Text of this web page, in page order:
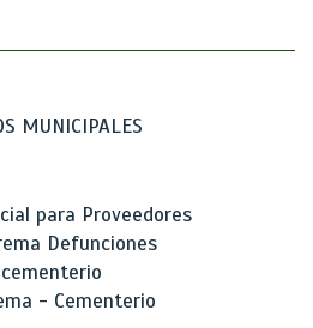
MUNICIPALES
para Proveedores
Defunciones
- Cementerio